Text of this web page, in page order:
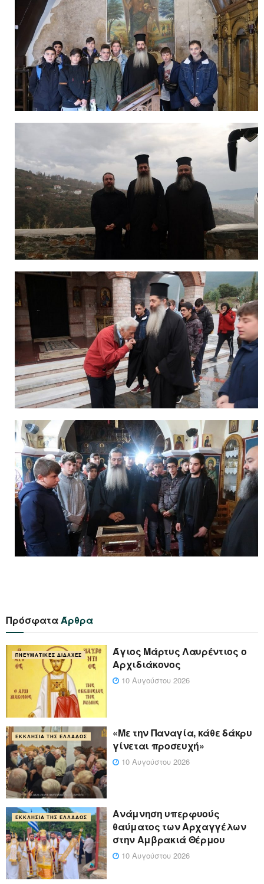
ΠρόσφαταΆρθρα
ΠΝΕΥΜΑΤΙΚΈΣ ΔΙΔΑΧΈΣ
Άγιος Μάρτυς Λαυρέντιος ο
Αρχιδιάκονος
10 Αυγούστου 2026
ΕΚΚΛΗΣΊΑ ΤΗΣ ΕΛΛΆΔΟΣ
«Με την Παναγία, κάθε δάκρυ
γίνεται προσευχή»
10 Αυγούστου 2026
ΕΚΚΛΗΣΊΑ ΤΗΣ ΕΛΛΆΔΟΣ
Ανάμνηση υπερφυούς
θαύματος των Αρχαγγέλων
στην Αμβρακιά Θέρμου
10 Αυγούστου 2026